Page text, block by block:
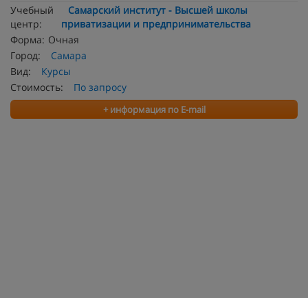
Учебный
центр:
Самарский институт - Высшей школы
приватизации и предпринимательства
Форма: Очная
Город:
Самара
Вид:
Курсы
Стоимость:
По запросу
+ информация по E-mail